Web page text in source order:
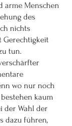
arme Menschen
des
nichts
Gerechtigkeit
tun.
wo nur noch
kaum
der Wahl der
dazu führen,